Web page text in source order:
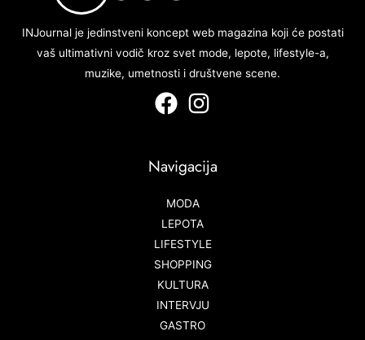
INJournal je jedinstveni koncept web magazina koji će postati
vaš ultimativni vodič kroz svet mode, lepote, lifestyle-a,
muzike, umetnosti i društvene scene.
Navigacija
MODA
LEPOTA
LIFESTYLE
SHOPPING
KULTURA
INTERVJU
GASTRO